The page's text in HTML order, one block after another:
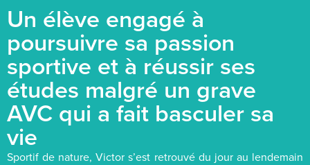
Un élève engagé à
poursuivre sa passion
sportive et à réussir ses
études malgré un grave
AVC qui a fait basculer sa
vie
Sportif de nature, Victor s’est retrouvé du jour au lendemain